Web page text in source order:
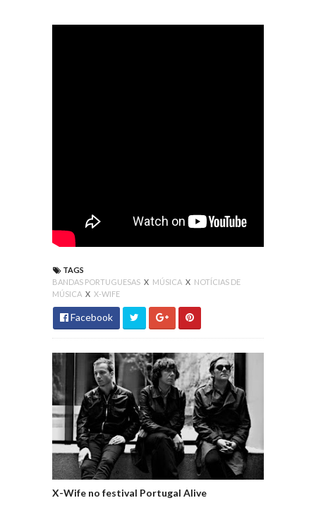
TAGS
BANDAS PORTUGUESAS X MÚSICA X NOTÍCIAS DE
MÚSICA X X-WIFE
Facebook
X-Wife no festival Portugal Alive